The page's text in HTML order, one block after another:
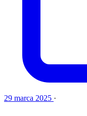
29 marca 2025 ·